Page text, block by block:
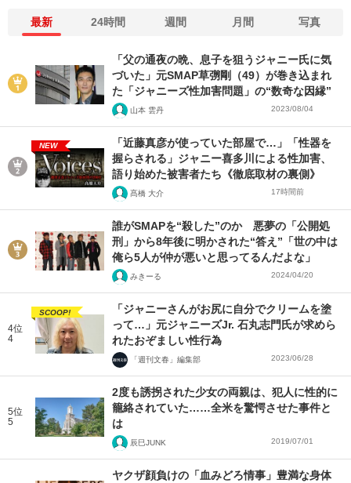
最新 24時間 週間 月間 写真
「父の通夜の晩、息子を狙うジャニー氏に気
づいた」元SMAP草彅剛（49）が巻き込まれ
た「ジャニーズ性加害問題」の“数奇な因縁”
山本 雲丹 2023/08/04
NEW
「近藤真彦が使っていた部屋で…」「性器を
握らされる」ジャニー喜多川による性加害、
語り始めた被害者たち《徹底取材の裏側》
髙橋 大介 17時間前
誰がSMAPを“殺した”のか 悪夢の「公開処
刑」から8年後に明かされた“答え”「世の中は
俺ら5人が仲が悪いと思ってるんだよな」
みきーる 2024/04/20
4位
4
SCOOP!
「ジャニーさんがお尻に自分でクリームを塗
って…」元ジャニーズJr. 石丸志門氏が求めら
れたおぞましい性行為
「週刊文春」編集部 2023/06/28
5位
5
2度も誘拐された少女の両親は、犯人に性的に
籠絡されていた……全米を驚愕させた事件と
は
辰巳JUNK 2019/07/01
ヤクザ顔負けの「血みどろ情事」豊満な身体